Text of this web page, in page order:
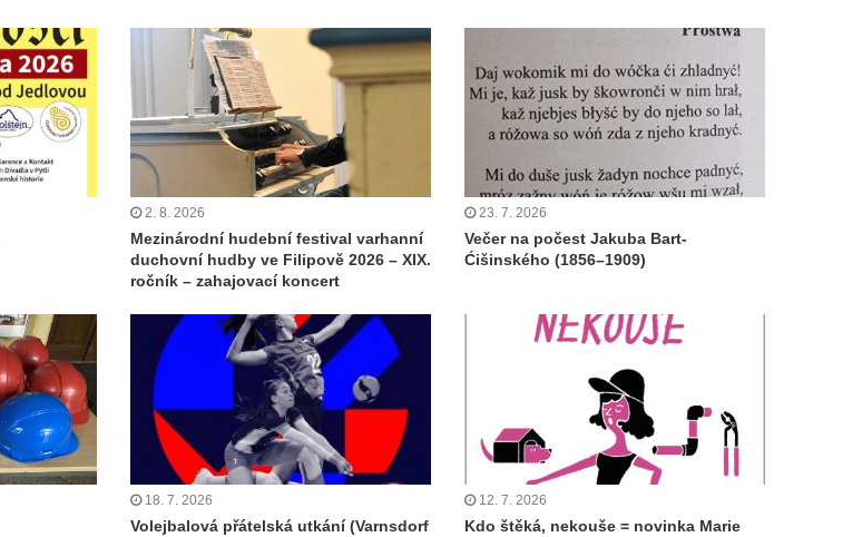
2. 8. 2026
Mezinárodní hudební festival varhanní
duchovní hudby ve Filipově 2026 – XIX.
ročník – zahajovací koncert
23. 7. 2026
Večer na počest Jakuba Bart-
Ćišinského (1856–1909)
18. 7. 2026
Volejbalová přátelská utkání (Varnsdorf
12. 7. 2026
Kdo štěká, nekouše = novinka Marie